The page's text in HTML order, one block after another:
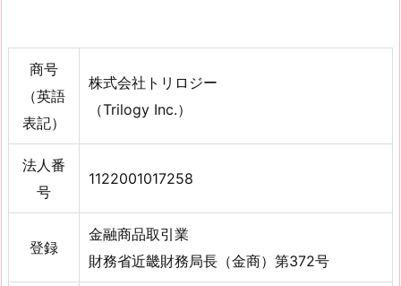
商号
（英語
表記）
株式会社トリロジー
（Trilogy Inc.）
法人番
号
1122001017258
登録
金融商品取引業
財務省近畿財務局長（金商）第372号